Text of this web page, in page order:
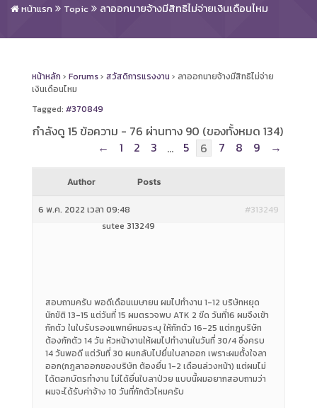
หน้าแรก Topic ลาออกนายจ้างมีสิทธิไม่จ่ายเงินเดือนไหม
หน้าหลัก › Forums› สวัสดิการแรงงาน › ลาออกนายจ้างมีสิทธิไม่จ่าย
เงินเดือนไหม
Tagged: #370849
กำลังดู 15 ข้อความ - 76 ผ่านทาง 90 (ของทั้งหมด 134)
←
1 2 3 … 5 6 7 8 9 →
Author Posts
6 พ.ค. 2022 เวลา 09:48
#313249
sutee 313249
สอบถามครับ พอดีเดือนเมษายน ผมไปทำงาน 1-12 บริษัทหยุด
นักขัติ 13-15 แต่วันที่ 15 ผมตรวจพบ ATK 2 ขีด วันที่16 ผมจึงเข้า
กักตัว ในใบรับรองแพทย์หมอระบุ ให้กักตัว 16-25 แต่กฎบริษัท
ต้องกักตัว 14 วัน หัวหน้างานให้ผมไปทำงานในวันที่ 30/4 ซึ่งครบ
14 วันพอดี แต่วันที่ 30 ผมกลับไปยื่นใบลาออก เพราะผมตั้งใจลา
ออก(กฎลาออกของบริษัท ต้องยื่น 1-2 เดือนล่วงหน้า) แต่ผมไม่
ได้ตอกบัตรทำงาน ไม่ได้ยื่นใบลาป่วย แบบนี้ผมอยากสอบถามว่า
ผมจะได้รับค่าจ้าง 10 วันที่กักตัวไหมครับ